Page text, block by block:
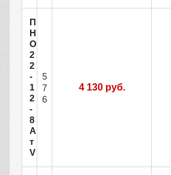
П
Н
О
2
2
-
1
2
-
8
А
т
V
5
7
6
4 130 руб.